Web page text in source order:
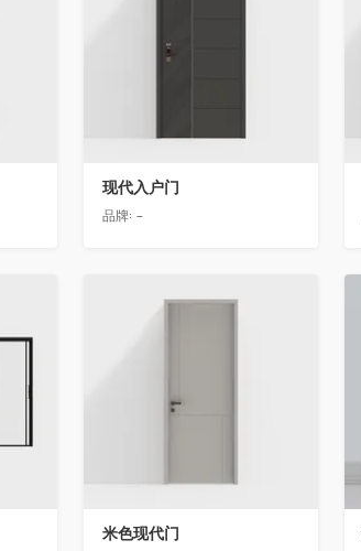
现代入户门
品牌: -
米色现代门